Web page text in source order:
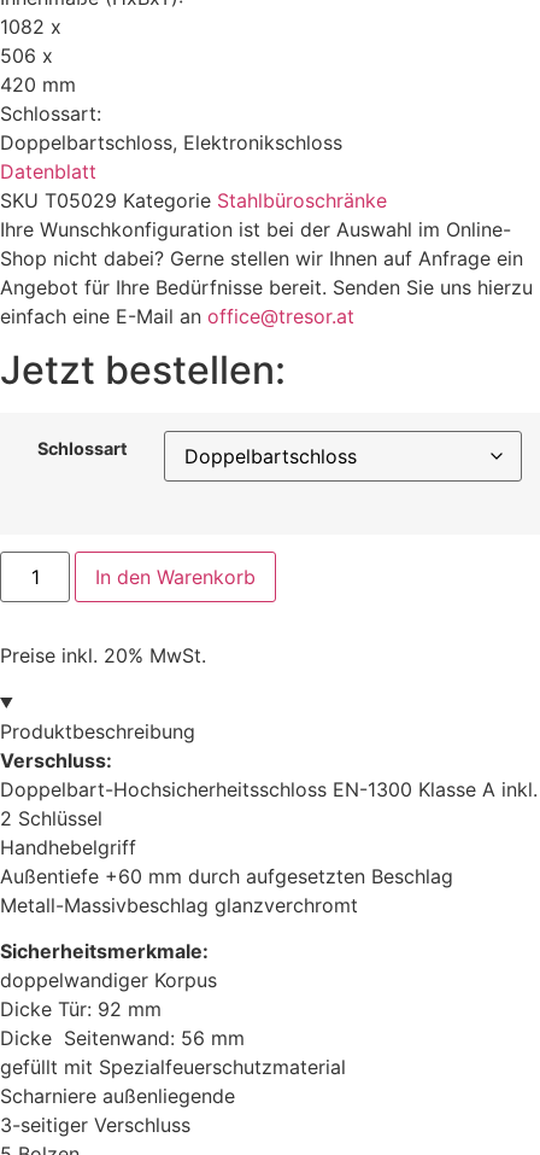
1082 x
506 x
420 mm
Schlossart:
Doppelbartschloss, Elektronikschloss
Datenblatt
SKU T05029 Kategorie Stahlbüroschränke
Ihre Wunschkonfiguration ist bei der Auswahl im Online-
Shop nicht dabei? Gerne stellen wir Ihnen auf Anfrage ein
Angebot für Ihre Bedürfnisse bereit. Senden Sie uns hierzu
einfach eine E-Mail an office@tresor.at
Jetzt bestellen:
Schlossart
Rottner
Stahlbüroschrank
Office
Menge
In den Warenkorb
Preise inkl. 20% MwSt.
Produktbeschreibung
Verschluss:
Doppelbart-Hochsicherheitsschloss EN-1300 Klasse A inkl.
2 Schlüssel
Handhebelgriff
Außentiefe +60 mm durch aufgesetzten Beschlag
Metall-Massivbeschlag glanzverchromt
Sicherheitsmerkmale:
doppelwandiger Korpus
Dicke Tür: 92 mm
Dicke Seitenwand: 56 mm
gefüllt mit Spezialfeuerschutzmaterial
Scharniere außenliegende
3-seitiger Verschluss